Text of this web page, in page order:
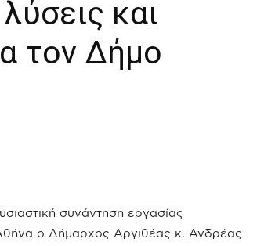
και
τον Δήμο
συνάντηση εργασίας
ο Δήμαρχος Αργιθέας κ. Ανδρέας